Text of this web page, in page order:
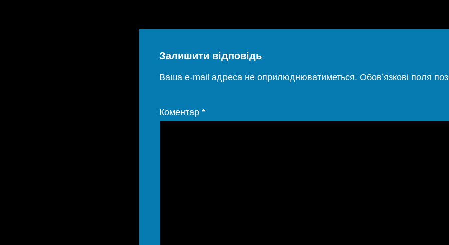
Залишити відповідь
Ваша e-mail адреса не оприлюднюватиметься. Обов’язкові поля
Коментар *